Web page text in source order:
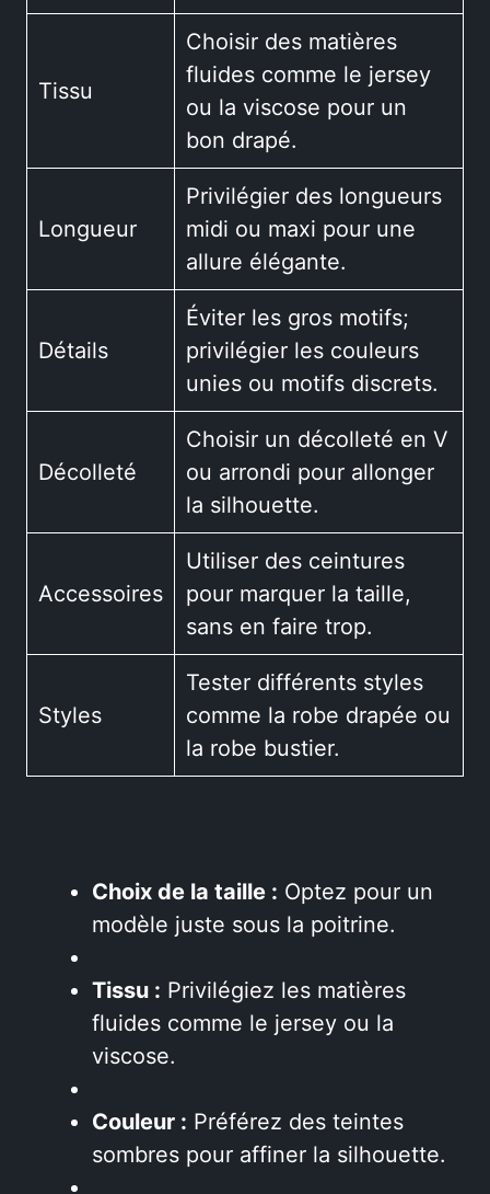
Tissu
Choisir des matières
fluides comme le jersey
ou la viscose pour un
bon drapé.
Longueur
Privilégier des longueurs
midi ou maxi pour une
allure élégante.
Détails
Éviter les gros motifs;
privilégier les couleurs
unies ou motifs discrets.
Décolleté
Choisir un décolleté en V
ou arrondi pour allonger
la silhouette.
Accessoires
Utiliser des ceintures
pour marquer la taille,
sans en faire trop.
Styles
Tester différents styles
comme la robe drapée ou
la robe bustier.
Choix de la taille : Optez pour un
modèle juste sous la poitrine.
Tissu : Privilégiez les matières
fluides comme le jersey ou la
viscose.
Couleur : Préférez des teintes
sombres pour affiner la silhouette.